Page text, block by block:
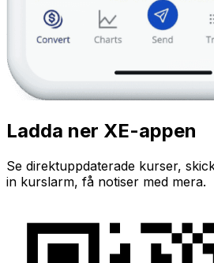
Ladda ner XE-appen
Se direktuppdaterade kurser,
in kurslarm, få notiser med mera.